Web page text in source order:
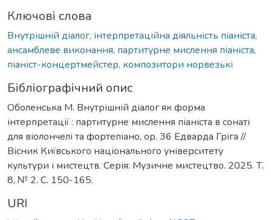
Ключові слова
Внутрішній діалог, інтерпретаційна діяльність піаніста,
ансамблеве виконання, партитурне мислення піаніста,
піаніст-концертмейстер, композитори норвезькі
Бібліографічний опис
Оболенська М. Внутрішній діалог як форма
інтерпретації : партитурне мислення піаніста в сонаті
для віолончелі та фортепіано, ор. 36 Едварда Гріга //
Вісник Київського національного університету
культури і мистецтв. Серія: Музичне мистецтво. 2025. Т.
8, № 2. С. 150-165.
URI